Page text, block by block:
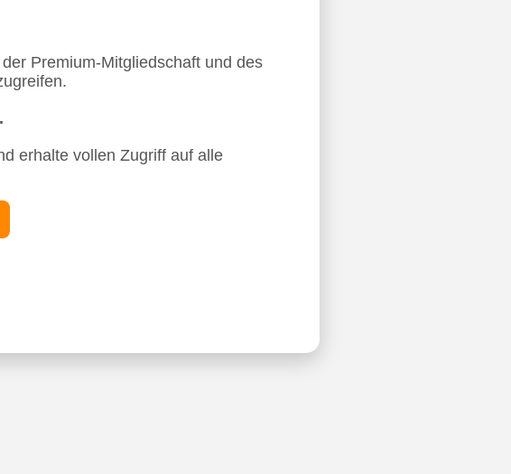
Premium-Mitgliedschaft und des
.
erhalte vollen Zugriff auf alle